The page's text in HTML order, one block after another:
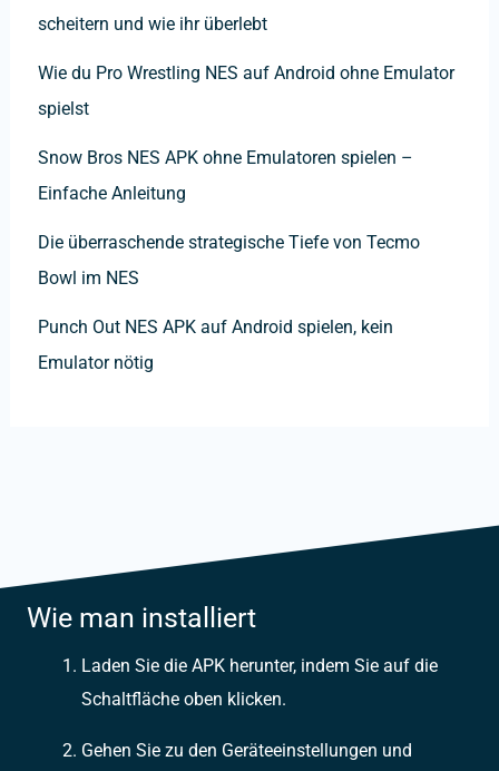
scheitern und wie ihr überlebt
Wie du Pro Wrestling NES auf Android ohne Emulator
spielst
Snow Bros NES APK ohne Emulatoren spielen –
Einfache Anleitung
Die überraschende strategische Tiefe von Tecmo
Bowl im NES
Punch Out NES APK auf Android spielen, kein
Emulator nötig
Wie man installiert
Laden Sie die APK herunter, indem Sie auf die
Schaltfläche oben klicken.
Gehen Sie zu den Geräteeinstellungen und